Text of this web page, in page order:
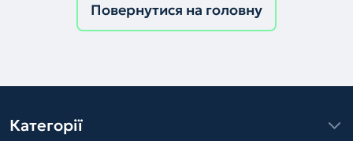
Повернутися на головну
Категорії